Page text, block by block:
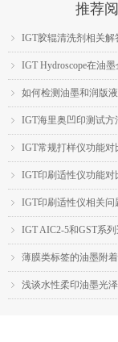
推荐
ꁇ IGT胶辊清洗剂相关解
ꁇ
ꁇ
ꁇ
ꁇ
ꁇ
ꁇ IGT印刷适性仪相关问
ꁇ
ꁇ
ꁇ